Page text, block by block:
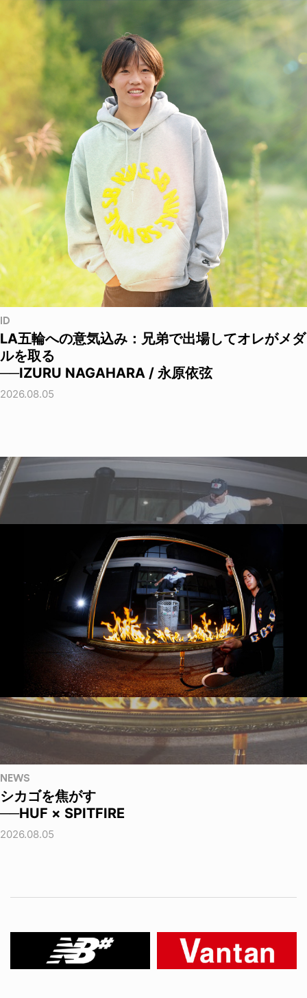
ID
LA五輪への意気込み：兄弟で出場してオレがメダ
ルを取る
──IZURU NAGAHARA / 永原依弦
2026.08.05
NEWS
シカゴを焦がす
──HUF × SPITFIRE
2026.08.05